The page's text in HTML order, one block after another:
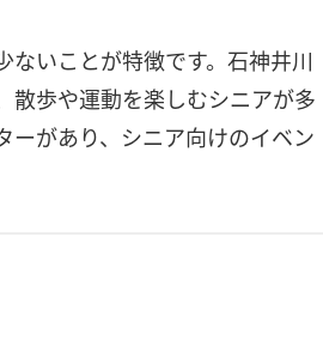
ないことが特徴です。石神井川
散歩や運動を楽しむシニアが多
ーがあり、シニア向けのイベン